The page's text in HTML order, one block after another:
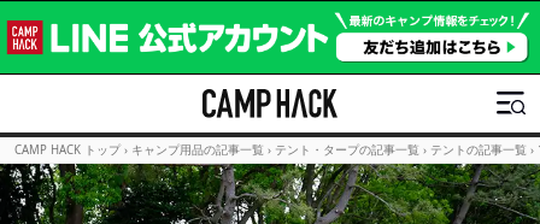
CAMP HACK トップ › キャンプ用品の記事一覧 › テント・タープの記事一覧 › テントの記事一覧 ›